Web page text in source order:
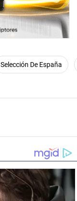
Selección De España